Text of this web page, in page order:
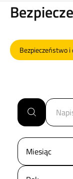
Bezpieczeństwo
Search